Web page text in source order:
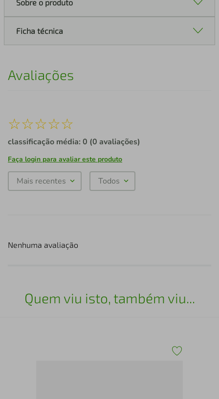
Sobre o produto
Ficha técnica
Avaliações
☆☆☆☆☆
classificação média: 0 (0 avaliações)
Faça login para avaliar este produto
Mais recentes Todos
Nenhuma avaliação
Quem viu isto, também viu...